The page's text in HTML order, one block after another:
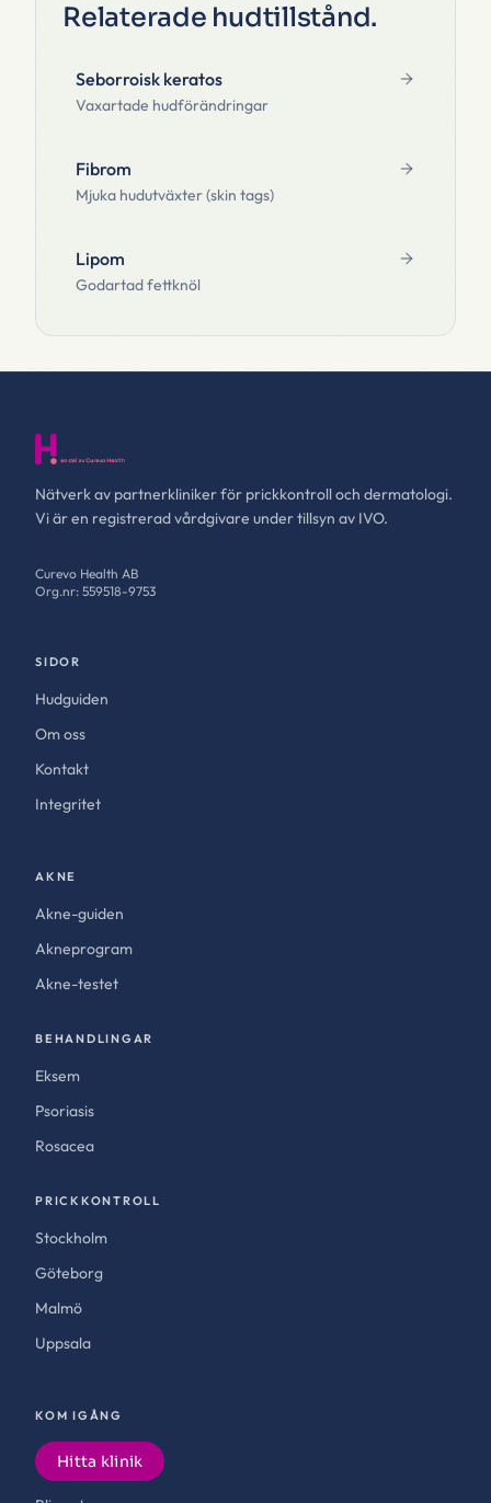
Relaterade hudtillstånd.
Seborroisk keratos
Vaxartade hudförändringar
Fibrom
Mjuka hudutväxter (skin tags)
Lipom
Godartad fettknöl
Nätverk av partnerkliniker för prickkontroll och dermatologi.
Vi är en registrerad vårdgivare under tillsyn av IVO.
Curevo Health AB
Org.nr: 559518-9753
SIDOR
Hudguiden
Om oss
Kontakt
Integritet
AKNE
Akne-guiden
Akneprogram
Akne-testet
BEHANDLINGAR
Eksem
Psoriasis
Rosacea
PRICKKONTROLL
Stockholm
Göteborg
Malmö
Uppsala
KOM IGÅNG
Hitta klinik